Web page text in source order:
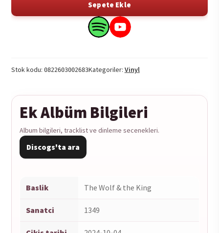
Wolf
2LP
Sepete Ekle
Search
on
Search
on
Stok kodu: 0822603002683Kategoriler: Vinyl
Ek Albüm Bilgileri
Album bilgileri, tracklist ve dinleme secenekleri.
Discogs'ta ara
Baslik The Wolf & the King
Sanatci 1349